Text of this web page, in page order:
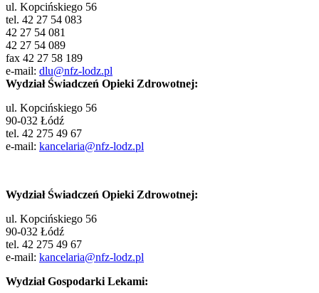
ul. Kopcińskiego 56
tel. 42 27 54 083
42 27 54 081
42 27 54 089
fax 42 27 58 189
e-mail: dlu@nfz-lodz.pl
Wydział Świadczeń Opieki Zdrowotnej:
ul. Kopcińskiego 56
90-032 Łódź
tel. 42 275 49 67
e-mail: kancelaria@nfz-lodz.pl
Wydział Świadczeń Opieki Zdrowotnej:
ul. Kopcińskiego 56
90-032 Łódź
tel. 42 275 49 67
e-mail: kancelaria@nfz-lodz.pl
Wydział Gospodarki Lekami: